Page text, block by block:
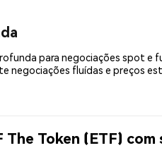
para negociações spot e
negociações fluídas e preços
The Token (ETF) com